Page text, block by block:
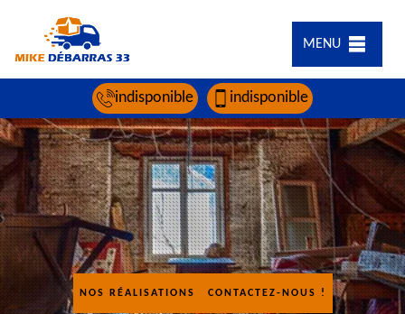
MENU
indisponible indisponible
NOS RÉALISATIONS CONTACTEZ-NOUS !